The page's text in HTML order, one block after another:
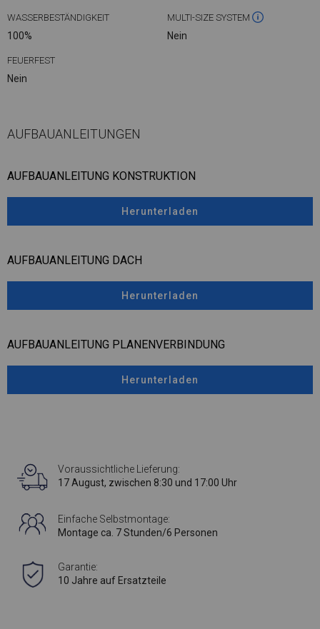
WASSERBESTÄNDIGKEIT
100%
MULTI-SIZE SYSTEM
Nein
FEUERFEST
Nein
AUFBAUANLEITUNGEN
AUFBAUANLEITUNG KONSTRUKTION
Herunterladen
AUFBAUANLEITUNG DACH
Herunterladen
AUFBAUANLEITUNG PLANENVERBINDUNG
Herunterladen
Voraussichtliche Lieferung:
17 August, zwischen 8:30 und 17:00 Uhr
Einfache Selbstmontage:
Montage ca. 7 Stunden/6 Personen
Garantie:
10 Jahre auf Ersatzteile